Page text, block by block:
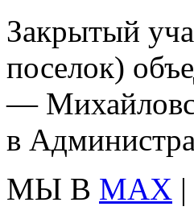
Закрытый
поселок)
—
в
МЫ В MAX |